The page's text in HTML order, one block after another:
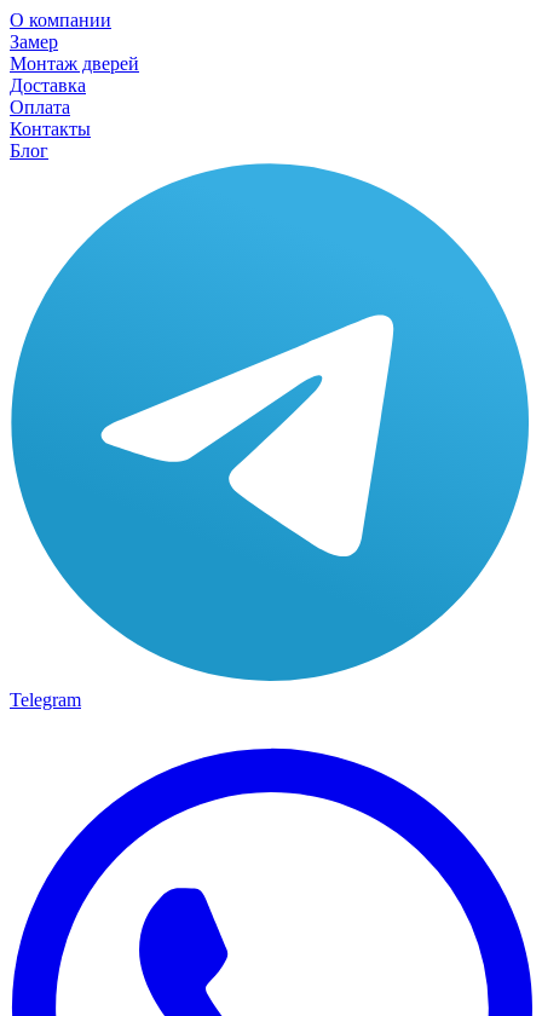
О компании
Замер
Монтаж дверей
Доставка
Оплата
Контакты
Блог
Telegram